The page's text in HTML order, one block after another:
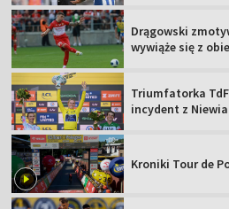
Drągowski
wywiąże się z
Triumfatorka
incydent z
Kroniki Tour de